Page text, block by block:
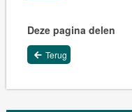
Deze pagina delen
Terug